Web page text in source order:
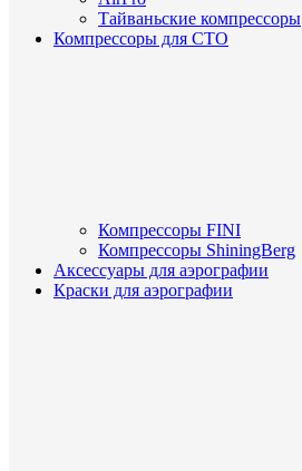
Тайваньские компрессоры
Компрессоры для СТО
Компрессоры FINI
Компрессоры ShiningBerg
Аксессуары для аэрографии
Краски для аэрографии